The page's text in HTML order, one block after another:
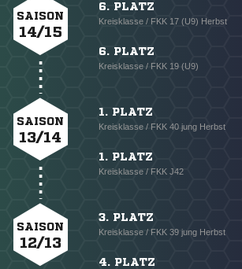
SAISON
14/15
6. PLATZ
Kreisklasse / FKK 17 (U9) Herbst
6. PLATZ
Kreisklasse / FKK 19 (U9)
SAISON
13/14
1. PLATZ
Kreisklasse / FKK 40 jung Herbst
1. PLATZ
Kreisklasse / FKK J42
SAISON
12/13
3. PLATZ
Kreisklasse / FKK 39 jung Herbst
4. PLATZ